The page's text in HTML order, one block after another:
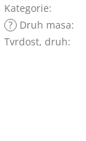
Kategorie:
? Druh masa:
Tvrdost, druh: